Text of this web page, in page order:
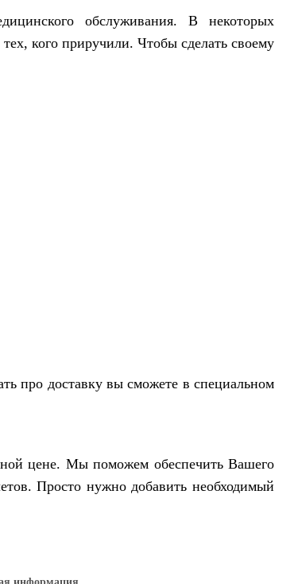
обслуживания. В некоторых
кого приручили. Чтобы сделать своему
про доставку вы сможете в специальном
цене. Мы поможем обеспечить Вашего
Просто нужно добавить необходимый